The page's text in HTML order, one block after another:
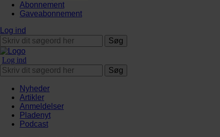
Abonnement
Gaveabonnement
Log ind
Søg
Log ind
Søg
Nyheder
Artikler
Anmeldelser
Pladenyt
Podcast